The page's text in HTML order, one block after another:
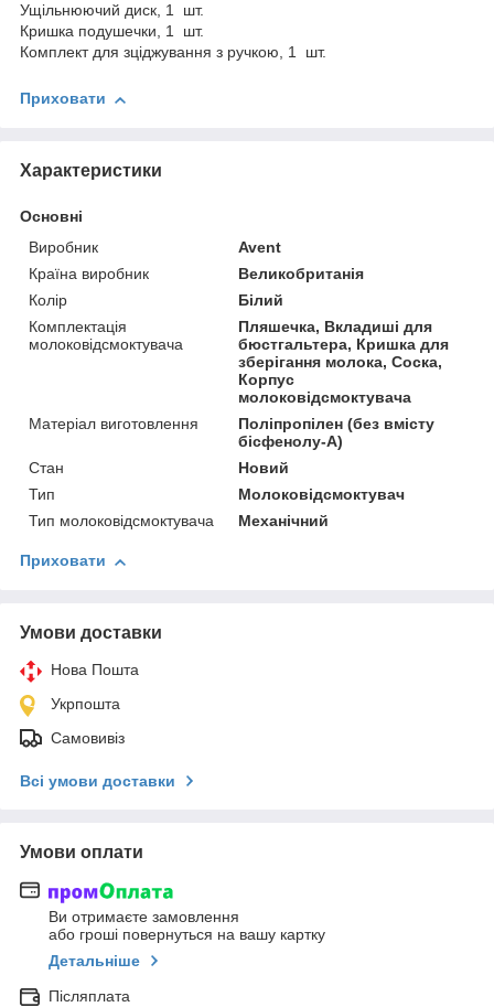
Ущільнюючий диск, 1 шт.
Кришка подушечки, 1 шт.
Комплект для зціджування з ручкою, 1 шт.
Приховати
Характеристики
Основні
Виробник
Avent
Країна виробник
Великобританія
Колір
Білий
Комплектація
молоковідсмоктувача
Пляшечка, Вкладиші для
бюстгальтера, Кришка для
зберігання молока, Соска,
Корпус
молоковідсмоктувача
Матеріал виготовлення
Поліпропілен (без вмісту
бісфенолу-А)
Стан
Новий
Тип
Молоковідсмоктувач
Тип молоковідсмоктувача
Механічний
Приховати
Умови доставки
Нова Пошта
Укрпошта
Самовивіз
Всі умови доставки
Умови оплати
Ви отримаєте замовлення
або гроші повернуться на вашу картку
Детальніше
Післяплата